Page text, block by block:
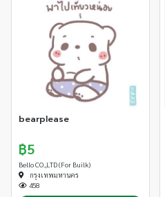
bearplease
฿5
Bello CO.,LTD (For Builk)
กรุงเทพมหานคร
458